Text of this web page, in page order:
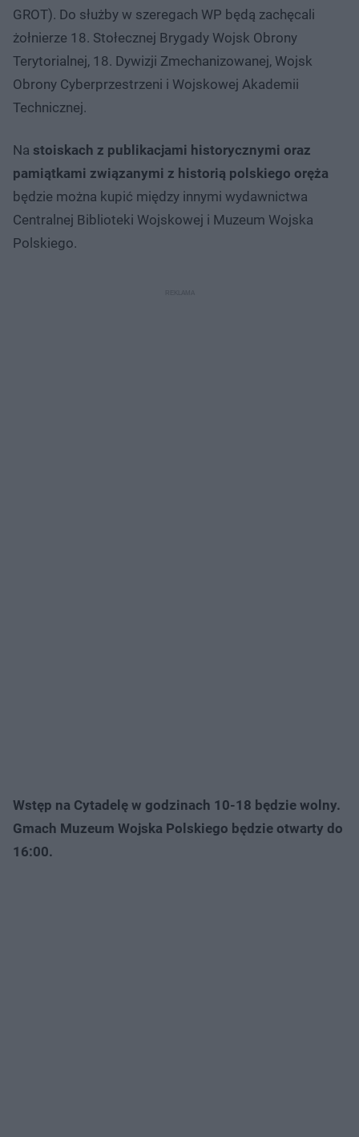
GROT). Do służby w szeregach WP będą zachęcali
żołnierze 18. Stołecznej Brygady Wojsk Obrony
Terytorialnej, 18. Dywizji Zmechanizowanej, Wojsk
Obrony Cyberprzestrzeni i Wojskowej Akademii
Technicznej.
Na stoiskach z publikacjami historycznymi oraz
pamiątkami związanymi z historią polskiego oręża
będzie można kupić między innymi wydawnictwa
Centralnej Biblioteki Wojskowej i Muzeum Wojska
Polskiego.
Wstęp na Cytadelę w godzinach 10-18 będzie wolny.
Gmach Muzeum Wojska Polskiego będzie otwarty do
16:00.